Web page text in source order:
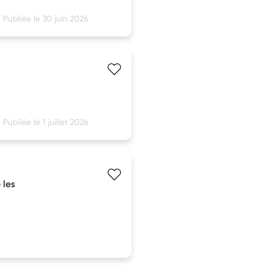
Publiée le 30 juin 2026
Publiée le 1 juillet 2026
les